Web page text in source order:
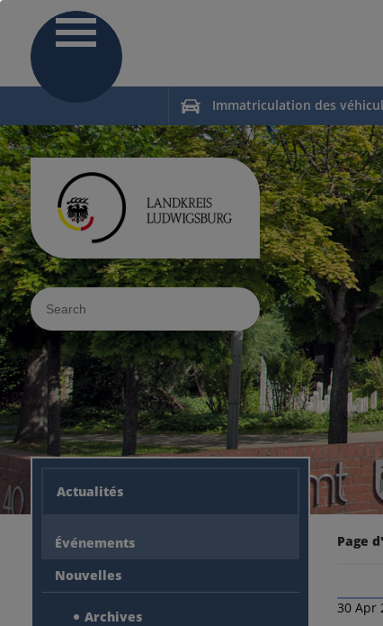
Immatriculation des
Sucheingabe
Actualités
Événements
Nouvelles
Archives
Page
30 Apr